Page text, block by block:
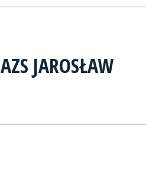
AZS JAROSŁAW